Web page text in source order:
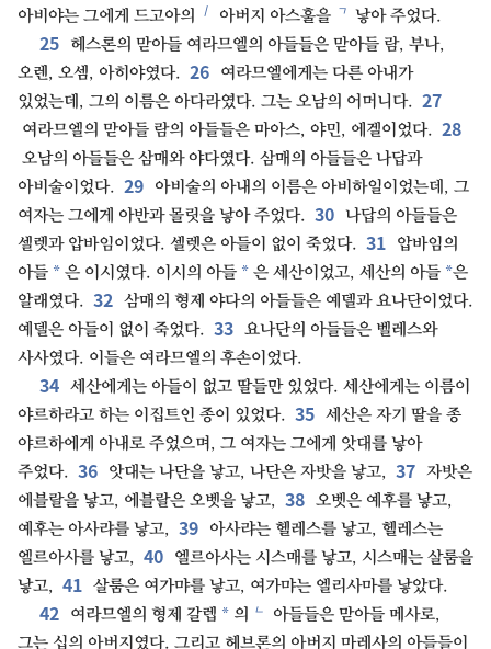
아비야는 그에게 드고아의
ㅣ 아버지 아스훌을 ㄱ 낳아 주었다.
25
헤스론의 맏아들 여라므엘의 아들들은 맏아들 람, 부나,
오렌, 오셈, 아히야였다. 26
여라므엘에게는 다른 아내가
있었는데, 그의 이름은 아다라였다. 그는 오남의 어머니다. 27
여라므엘의 맏아들 람의 아들들은 마아스, 야민, 에겔이었다. 28
오남의 아들들은 삼매와 야다였다. 삼매의 아들들은 나답과
아비술이었다. 29
아비술의 아내의 이름은 아비하일이었는데, 그
여자는 그에게 아반과 몰릿을 낳아 주었다. 30 나답의 아들들은
셀렛과 압바임이었다. 셀렛은 아들이 없이 죽었다. 31
압바임의
아들 * 은 이시였다. 이시의 아들 * 은 세산이었고, 세산의 아들 *은
알래였다. 32 삼매의 형제 야다의 아들들은 예델과 요나단이었다.
예델은 아들이 없이 죽었다. 33 요나단의 아들들은 벨레스와
사사였다. 이들은 여라므엘의 후손이었다.
34 세산에게는 아들이 없고 딸들만 있었다. 세산에게는 이름이
야르하라고 하는 이집트인 종이 있었다. 35 세산은 자기 딸을 종
야르하에게 아내로 주었으며, 그 여자는 그에게 앗대를 낳아
주었다. 36 앗대는 나단을 낳고, 나단은 자밧을 낳고, 37 자밧은
에블랄을 낳고, 에블랄은 오벳을 낳고, 38 오벳은 예후를 낳고,
예후는 아사랴를 낳고, 39
아사랴는 헬레스를 낳고, 헬레스는
엘르아사를 낳고, 40
엘르아사는 시스매를 낳고, 시스매는 살룸을
낳고, 41 살룸은 여가먀를 낳고, 여가먀는 엘리사마를 낳았다.
42 여라므엘의 형제 갈렙 * 의 ㄴ
아들들은 맏아들 메사로,
그는 십의 아버지였다. 그리고 헤브론의 아버지 마레사의 아들들이